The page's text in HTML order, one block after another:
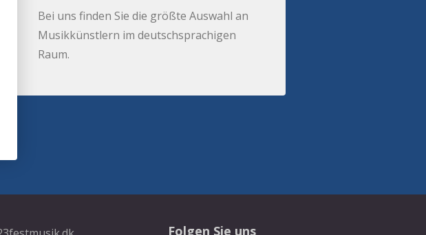
Bei uns finden Sie die größte Auswahl an
Musikkünstlern im deutschsprachigen
Raum.
Folgen Sie uns